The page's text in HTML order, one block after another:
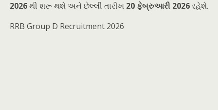
2026થી શરૂ થશે અને છેલ્લી તારીખ 20 ફેબ્રુઆરી 2026રહેશે.
RRB Group D Recruitment 2026